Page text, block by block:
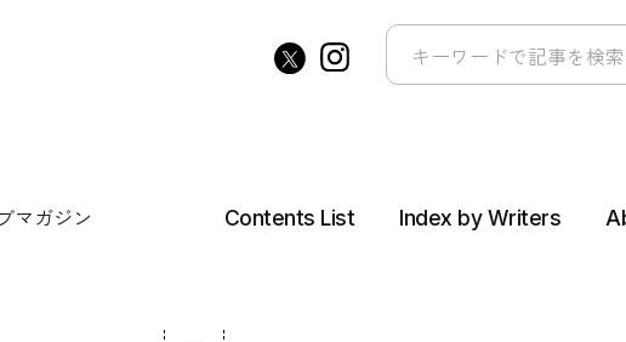
マガジン Contents List Index by Writers